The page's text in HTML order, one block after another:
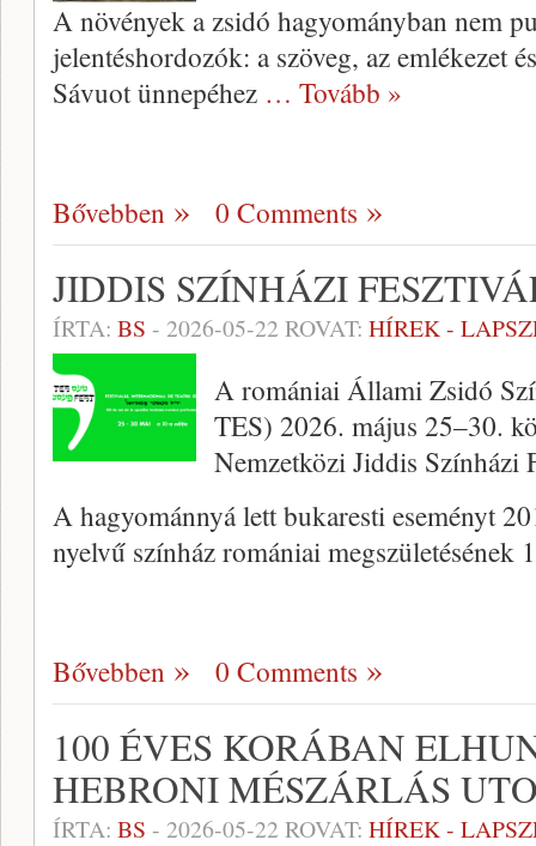
A növények a zsidó hagyományban nem
jelentéshordozók: a szöveg, az emlékezet
Sávuot ünnepéhez … Tovább »
Bővebben 0 Comments
JIDDIS SZÍNHÁZI
ÍRTA: BS - 2026-05-22 ROVAT: HÍREK -
A romániai Állami Zsidó
TES) 2026. május 25–30.
Nemzetközi Jiddis Színházi
A hagyománnyá lett bukaresti eseményt
nyelvű színház romániai
Bővebben 0 Comments
100 ÉVES KORÁBAN
HEBRONI MÉSZÁRLÁS
ÍRTA: BS - 2026-05-22 ROVAT: HÍREK -